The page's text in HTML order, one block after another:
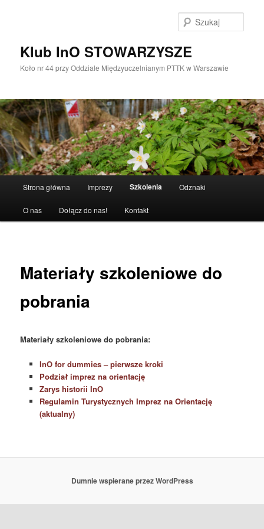
Klub InO STOWARZYSZE
Koło nr 44 przy Oddziale Międzyuczelnianym PTTK w Warszawie
Strona główna Imprezy Szkolenia Odznaki
O nas Dołącz do nas! Kontakt
Materiały szkoleniowe do
pobrania
Materiały szkoleniowe do pobrania:
InO for dummies – pierwsze kroki
Podział imprez na orientację
Zarys historii InO
Regulamin Turystycznych Imprez na Orientację
(aktualny)
Dumnie wspierane przez WordPress